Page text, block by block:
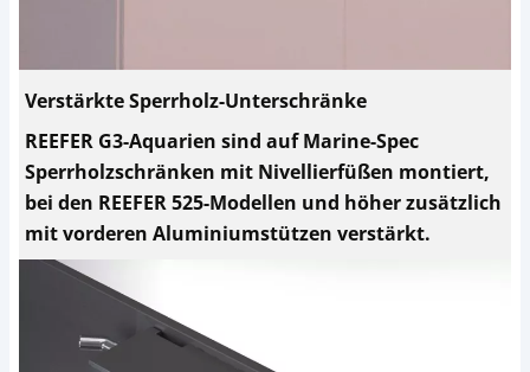
Verstärkte Sperrholz-Unterschränke
REEFER G3-Aquarien sind auf Marine-Spec
Sperrholzschränken mit Nivellierfüßen montiert,
bei den REEFER 525-Modellen und höher zusätzlich
mit vorderen Aluminiumstützen verstärkt.